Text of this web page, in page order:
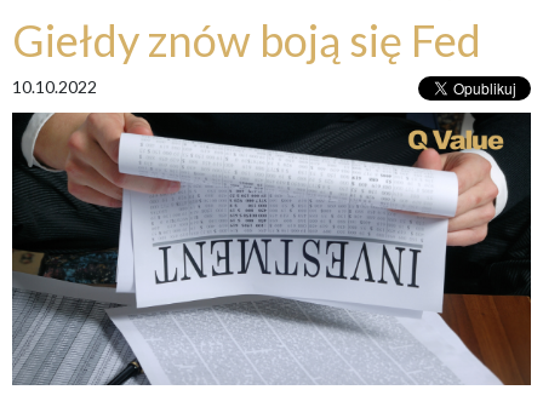
Giełdy znów boją się Fed
10.10.2022